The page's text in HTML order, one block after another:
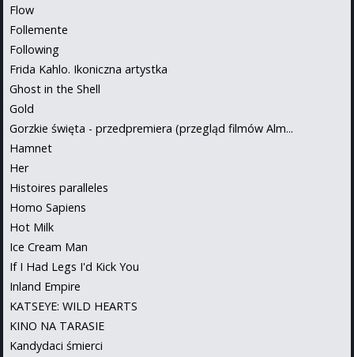
Flow
Follemente
Following
Frida Kahlo. Ikoniczna artystka
Ghost in the Shell
Gold
Gorzkie święta - przedpremiera (przegląd filmów Alm...
Hamnet
Her
Histoires paralleles
Homo Sapiens
Hot Milk
Ice Cream Man
If I Had Legs I'd Kick You
Inland Empire
KATSEYE: WILD HEARTS
KINO NA TARASIE
Kandydaci śmierci